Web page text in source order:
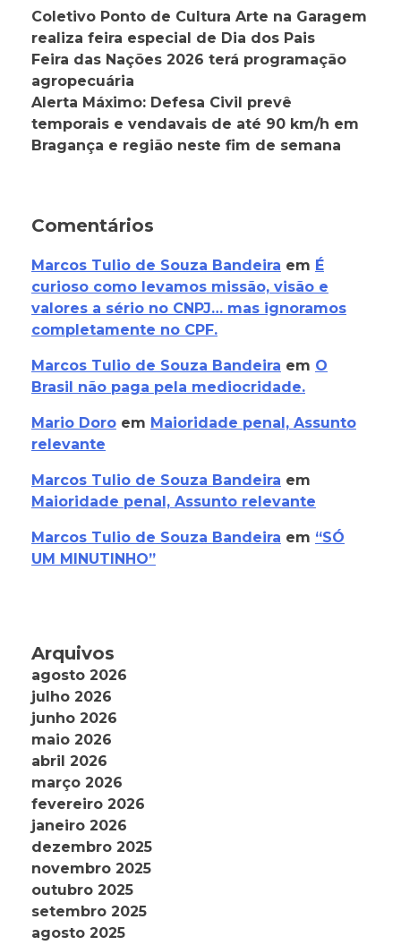
Coletivo Ponto de Cultura Arte na Garagem
realiza feira especial de Dia dos Pais
Feira das Nações 2026 terá programação
agropecuária
Alerta Máximo: Defesa Civil prevê
temporais e vendavais de até 90 km/h em
Bragança e região neste fim de semana
Comentários
Marcos Tulio de Souza Bandeira em É
curioso como levamos missão, visão e
valores a sério no CNPJ… mas ignoramos
completamente no CPF.
Marcos Tulio de Souza Bandeira em O
Brasil não paga pela mediocridade.
Mario Doro em Maioridade penal, Assunto
relevante
Marcos Tulio de Souza Bandeira em
Maioridade penal, Assunto relevante
Marcos Tulio de Souza Bandeira em “SÓ
UM MINUTINHO”
Arquivos
agosto 2026
julho 2026
junho 2026
maio 2026
abril 2026
março 2026
fevereiro 2026
janeiro 2026
dezembro 2025
novembro 2025
outubro 2025
setembro 2025
agosto 2025